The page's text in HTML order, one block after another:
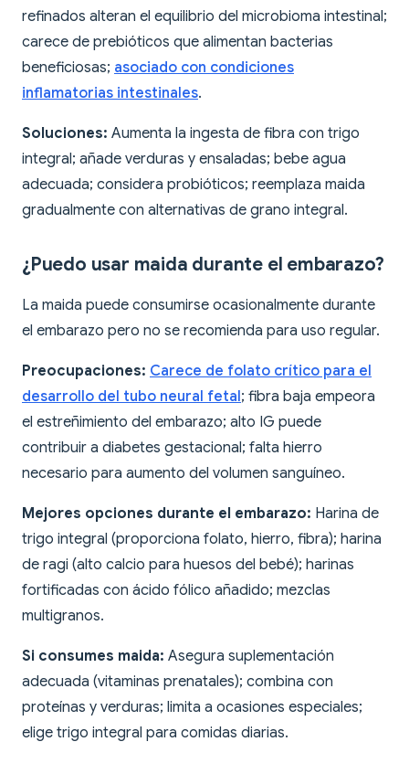
refinados alteran el equilibrio del microbioma intestinal;
carece de prebióticos que alimentan bacterias
beneficiosas; asociado con condiciones
inflamatorias intestinales.
Soluciones: Aumenta la ingesta de fibra con trigo
integral; añade verduras y ensaladas; bebe agua
adecuada; considera probióticos; reemplaza maida
gradualmente con alternativas de grano integral.
¿Puedo usar maida durante el embarazo?
La maida puede consumirse ocasionalmente durante
el embarazo pero no se recomienda para uso regular.
Preocupaciones: Carece de folato crítico para el
desarrollo del tubo neural fetal; fibra baja empeora
el estreñimiento del embarazo; alto IG puede
contribuir a diabetes gestacional; falta hierro
necesario para aumento del volumen sanguíneo.
Mejores opciones durante el embarazo: Harina de
trigo integral (proporciona folato, hierro, fibra); harina
de ragi (alto calcio para huesos del bebé); harinas
fortificadas con ácido fólico añadido; mezclas
multigranos.
Si consumes maida: Asegura suplementación
adecuada (vitaminas prenatales); combina con
proteínas y verduras; limita a ocasiones especiales;
elige trigo integral para comidas diarias.